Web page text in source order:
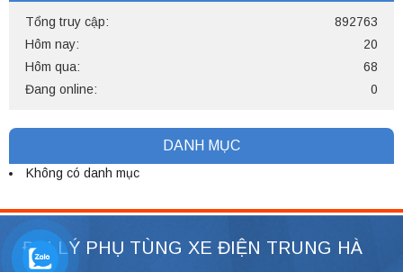
892763
Tổng truy cập:
20
Hôm nay:
68
Hôm qua:
0
Đang online:
DANH MỤC
Không có danh mục
ĐẠI LÝ PHỤ TÙNG XE ĐIỆN TRUNG HÀ